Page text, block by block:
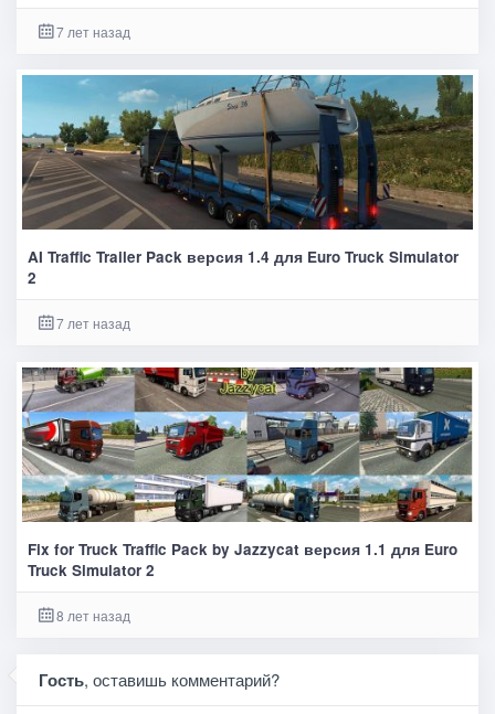
7 лет назад
AI Traffic Trailer Pack версия 1.4 для Euro Truck Simulator
2
7 лет назад
Fix for Truck Traffic Pack by Jazzycat версия 1.1 для Euro
Truck Simulator 2
8 лет назад
Гость, оставишь комментарий?